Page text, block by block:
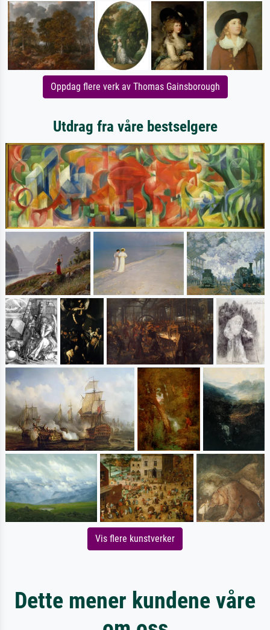
Oppdag flere verk av Thomas Gainsborough
Utdrag fra våre bestselgere
Vis flere kunstverker
Dette mener kundene våre